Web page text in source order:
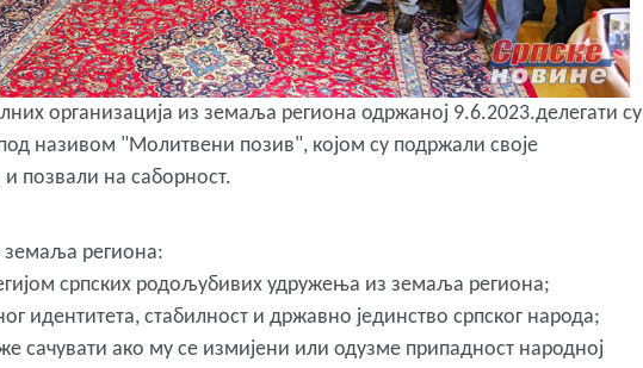
организација из земаља региона одржаној 9.6.2023.делегати су
под називом "Молитвени позив", којом су подржали своје
позвали на саборност.
земаља региона:
српских родољубивих удружења из земаља региона;
идентитета, стабилност и државно јединство српског народа;
сачувати ако му се измијени или одузме припадност народној